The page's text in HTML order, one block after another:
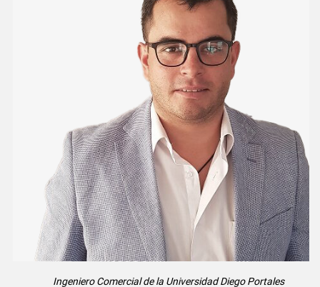
Ingeniero Comercial de la Universidad Diego Portales